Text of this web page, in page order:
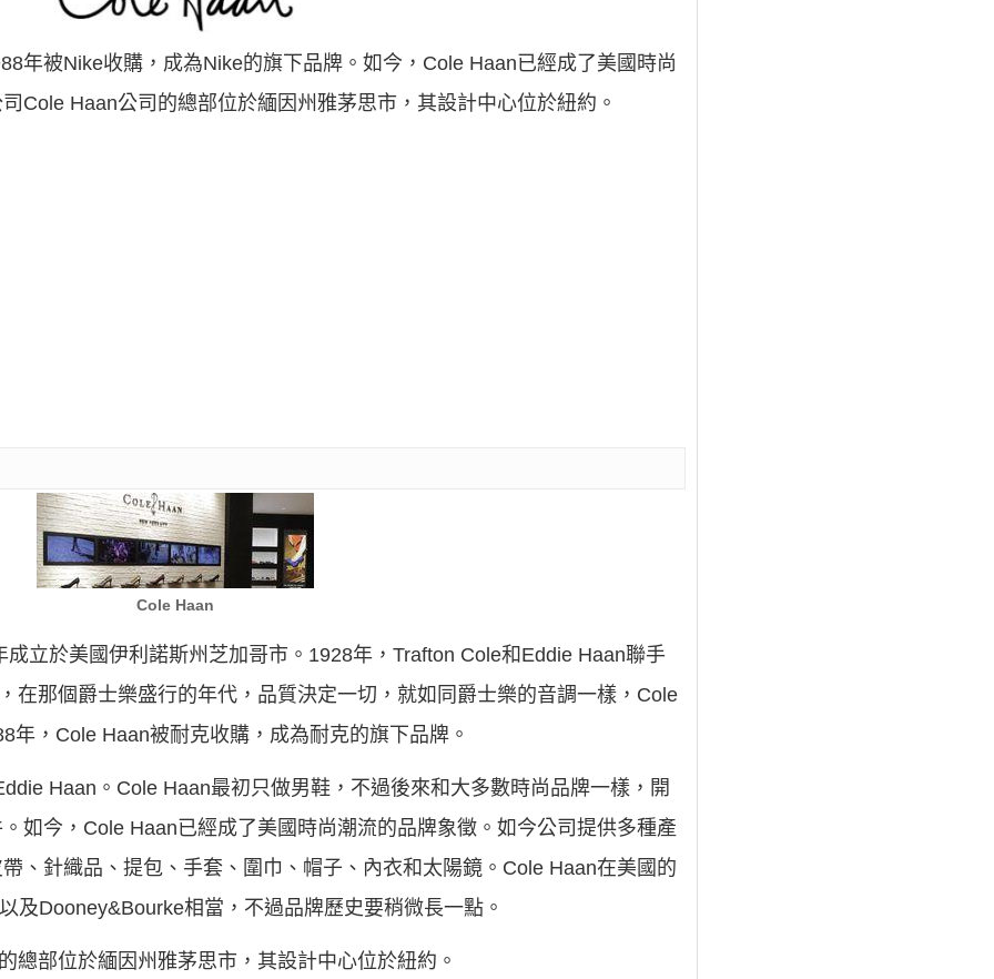
年被Nike收購，成為Nike的旗下品牌。如今，Cole Haan已經成了美國時尚
Cole Haan公司的總部位於緬因州雅茅思市，其設計中心位於紐約。
Cole Haan
成立於美國伊利諾斯州芝加哥市。1928年，Trafton Cole和Eddie Haan聯手
在那個爵士樂盛行的年代，品質決定一切，就如同爵士樂的音調一樣，Cole
年，Cole Haan被耐克收購，成為耐克的旗下品牌。
Haan。Cole Haan最初只做男鞋，不過後來和大多數時尚品牌一樣，開
如今，Cole Haan已經成了美國時尚潮流的品牌象徵。如今公司提供多種產
、針織品、提包、手套、圍巾、帽子、內衣和太陽鏡。Cole Haan在美國的
及Dooney&Bourke相當，不過品牌歷史要稍微長一點。
總部位於緬因州雅茅思市，其設計中心位於紐約。